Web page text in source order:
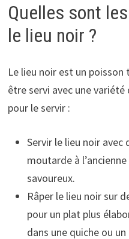
Quelles sont
le lieu noir ?
Le lieu noir est un
être servi avec une
pour le servir :
Servir le lieu noir avec
moutarde à
savoureux.
Râper le lieu noir sur
pour un plat plus
dans une quiche ou